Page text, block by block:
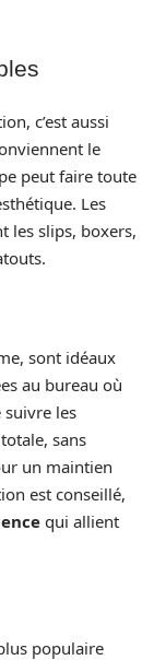
c’est aussi
le
peut faire toute
Les
les slips, boxers,
sont idéaux
au bureau où
les
sans
un maintien
est conseillé,
qui allient
populaire